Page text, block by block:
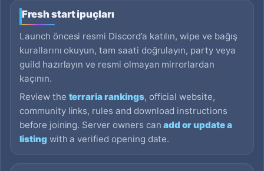
Fresh start ipuçları
Launch öncesi resmi Discord’a katılın, wipe ve bağış
kurallarını okuyun, tam saati doğrulayın, party veya
guild hazırlayın ve resmi olmayan mirrorlardan
kaçının.
Review the terraria rankings, official website,
community links, rules and download instructions
before joining. Server owners canadd or update a
listing with a verified opening date.